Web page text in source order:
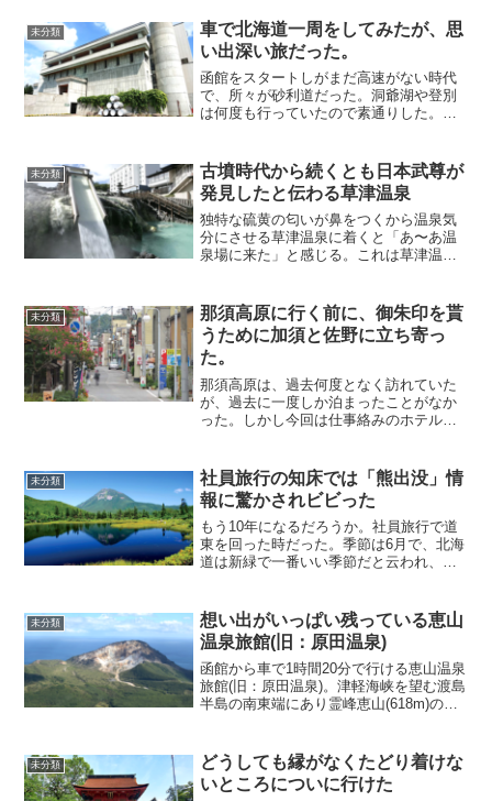
未分類
車で北海道一周をしてみたが、思
い出深い旅だった。
函館をスタートしがまだ高速がない時代
で、所々が砂利道だった。洞爺湖や登別
は何度も行っていたので素通りした。し
で通り、ようやく帯広の街に入った。当
初は帯広に1泊する予定だ...
未分類
古墳時代から続くとも日本武尊が
発見したと伝わる草津温泉
独特な硫黄の匂いが鼻をつくから温泉気
分にさせる草津温泉に着くと「あ〜あ温
泉場に来た」と感じる。これは草津温泉
温泉は全国の温泉の中でも硫黄の匂いが
キツイからだ。草津の地名...
未分類
那須高原に行く前に、御朱印を貰
うために加須と佐野に立ち寄っ
た。
那須高原は、過去何度となく訪れていた
が、過去に一度しか泊まったことがなか
った。しかし今回は仕事絡みのホテルか
日の都合の良い日に予約を入れて那須に
向かった。東北道は意外と...
未分類
社員旅行の知床では「熊出没」情
報に驚かされビビった
もう10年になるだろうか。社員旅行で道
東を回った時だった。季節は6月で、北海
道は新緑で一番いい季節だと云われ、総
で揶揄ったものだ。「飛行機は乗る時に
は靴を脱いで乗る」...
未分類
想い出がいっぱい残っている恵山
温泉旅館(旧：原田温泉)
函館から車で1時間20分で行ける恵山温泉
旅館(旧：原田温泉)。津軽海峡を望む渡島
半島の南東端にあり霊峰恵山(618m)の山
てかけ流しにしている。泉質は強酸性泉
で...
未分類
どうしても縁がなくたどり着けな
いところについに行けた